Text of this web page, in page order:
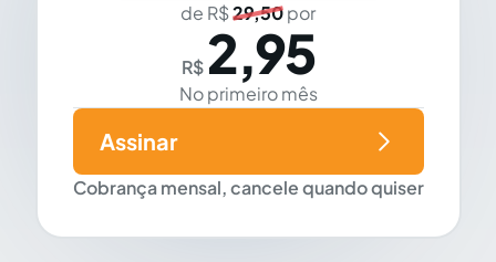
de R$29,50por
R$ 2,95
No primeiro mês
Cobrança mensal, cancele quando quiser
Assinar